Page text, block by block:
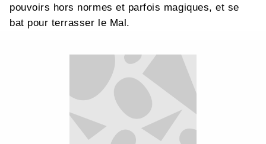
pouvoirs hors normes et parfois magiques, et se
bat pour terrasser le Mal.